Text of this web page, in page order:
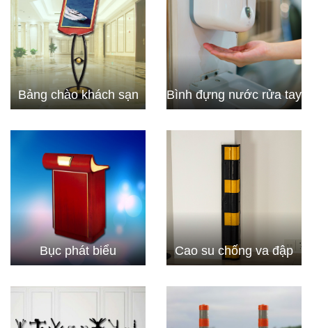
Bảng chào khách sạn Bình đựng nước rửa tay
Bục phát biểu Cao su chống va đập